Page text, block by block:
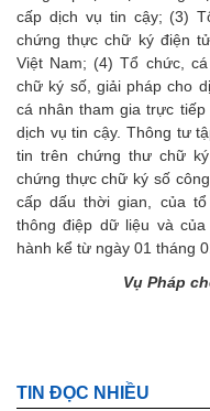
cấp dịch vụ tin cậy; (3)
chứng thực chữ ký điện
Việt Nam; (4) Tổ chức,
chữ ký số, giải pháp cho
cá nhân tham gia trực
dịch vụ tin cậy. Thông tư
tin trên chứng thư chữ
chứng thực chữ ký số
cấp dấu thời gian, của
thông điệp dữ liệu và
hành kể từ ngày 01 tháng
Vụ Pháp
TIN ĐỌC NHIỀU